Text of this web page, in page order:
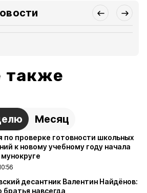
также
Месяц
по проверке готовности школьных
к новому учебному году начала
десантник Валентин Найдёнов:
братья навсегда